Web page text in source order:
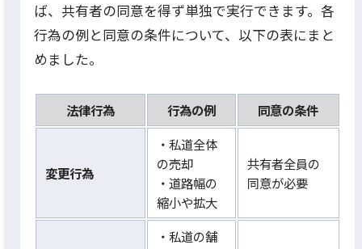
ば、共有者の同意を得ず単独で実行できます。各
行為の例と同意の条件について、以下の表にまと
めました。
法律行為 行為の例 同意の条件
変更行為
・私道全体
の売却
・道路幅の
縮小や拡大
共有者全員の
同意が必要
・私道の舗